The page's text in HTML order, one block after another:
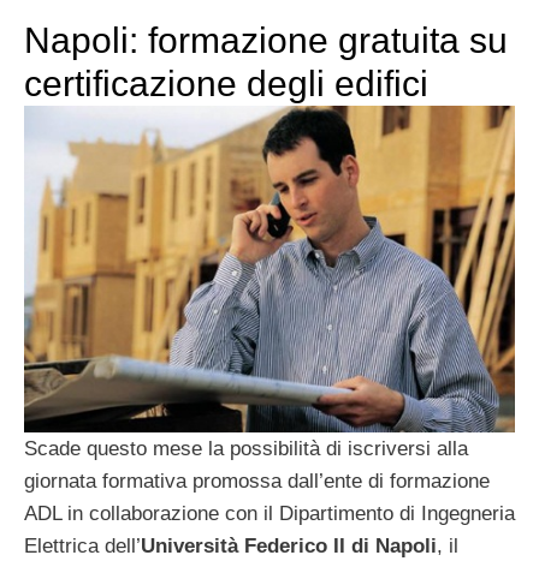
Napoli: formazione gratuita su
certificazione degli edifici
Scade questo mese la possibilità di iscriversi alla
giornata formativa promossa dall’ente di formazione
ADL in collaborazione con il Dipartimento di Ingegneria
Elettrica dell’Università Federico II di Napoli, il